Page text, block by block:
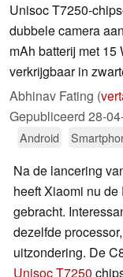
Unisoc T7250-
dubbele camera
mAh batterij met
verkrijgbaar in
Abhinav Fating (
Gepubliceerd 28-
Android
Na de lancering
heeft Xiaomi nu
gebracht.
dezelfde
uitzondering. De
Unisoc T7250